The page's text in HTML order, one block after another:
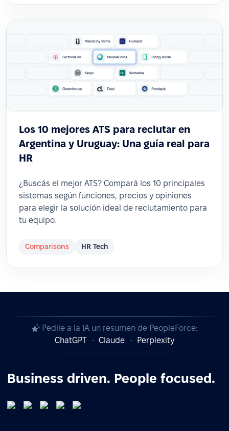
Los 10 mejores ATS para reclutar en
Argentina y Uruguay: Una guía real para
HR
¿Buscás el mejor ATS? Compará los 10 principales
sistemas según funciones, precios y opiniones
para elegir la solución ideal de reclutamiento para
tu equipo.
Comparisons HR Tech
Pedile a la IA un resumen de PeopleForce:
ChatGPT
Claude Perplexity
Business driven. People focused.